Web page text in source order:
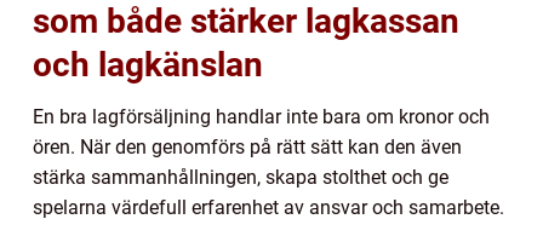
som både stärker lagkassan
och lagkänslan
En bra lagförsäljning handlar inte bara om kronor och
ören. När den genomförs på rätt sätt kan den även
stärka sammanhållningen, skapa stolthet och ge
spelarna värdefull erfarenhet av ansvar och samarbete.